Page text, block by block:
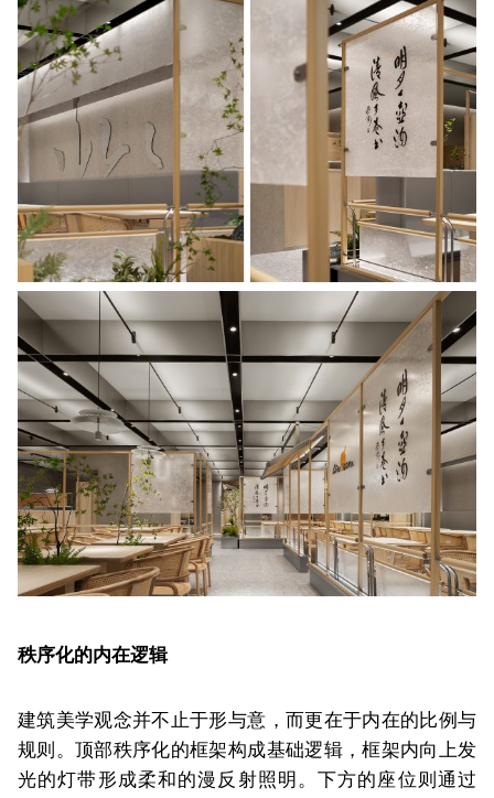
秩序化的内在逻辑
建筑美学观念并不止于形与意，而更在于内在的比例与
规则。顶部秩序化的框架构成基础逻辑，框架内向上发
光的灯带形成柔和的漫反射照明。下方的座位则通过